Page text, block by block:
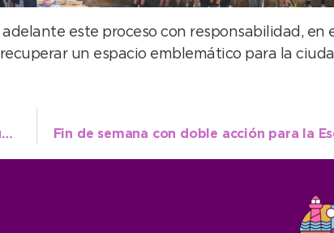
este proceso con responsabilidad, en
un espacio emblemático para la
Con una cifra récord a nivel local, culminó la inscripción a los Juegos Bonaerenses 2026